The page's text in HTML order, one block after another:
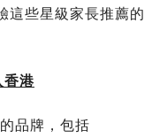
這些星級家長推薦的
香港
品牌，包括